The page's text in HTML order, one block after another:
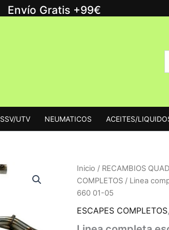
Envío Gratis +99€
SSV/UTV NEUMATICOS ACEITES/
Inicio / RECAMBIOS QUAD
COMPLETOS / Linea
660 01-05
ESCAPES COMPLETOS,